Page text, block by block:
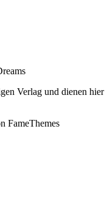
Verlag und dienen hier
FameThemes